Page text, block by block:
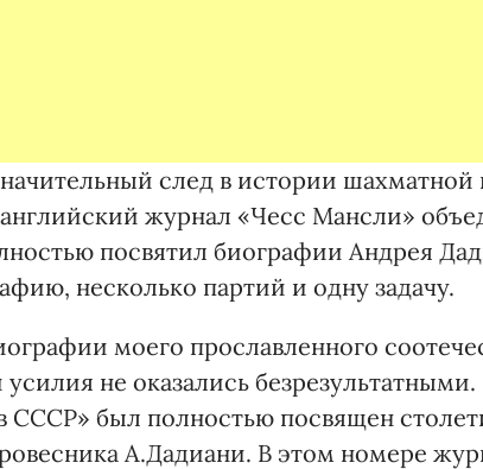
след в истории шахматной
английский журнал «Чесс Мансли»
посвятил биографии Андрея
несколько партий и одну задачу.
моего прославленного
не оказались безрезультатными.
СССР» был полностью посвящен
А.Дадиани. В этом номере